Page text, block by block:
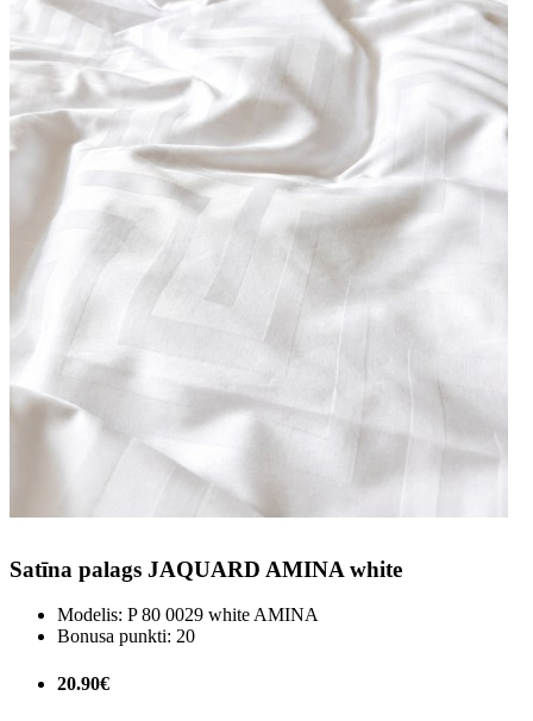
Satīna palags JAQUARD AMINA white
Modelis: P 80 0029 white AMINA
Bonusa punkti: 20
20.90€